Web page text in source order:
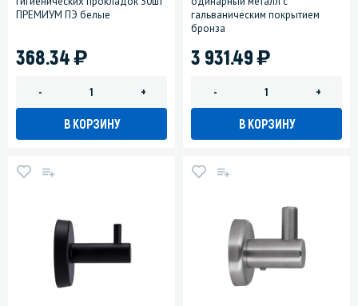
ПРЕМИУМ ПЭ белые
368.34)
- +
В КОРЗИНУ
гальваническим покрытием
бронза
3 931.49)
- +
В КОРЗИНУ